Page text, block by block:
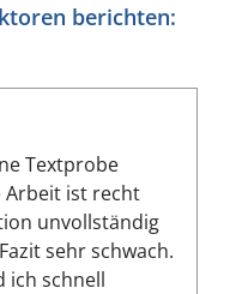
berichten:
Textprobe
Arbeit ist recht
unvollständig
sehr schwach.
ich schnell